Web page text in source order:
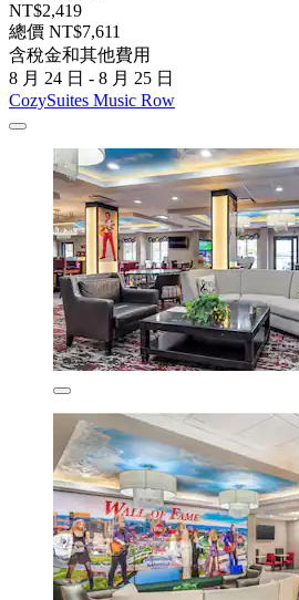
NT$2,419
總價 NT$7,611
含稅金和其他費用
8 月 24 日 - 8 月 25 日
CozySuites Music Row